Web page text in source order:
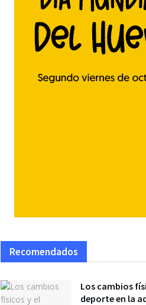
Recomendados
Los cambios
deporte en la